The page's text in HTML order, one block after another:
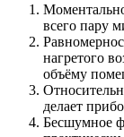
всего пару
нагретого
объёму
делает
Бесшумное